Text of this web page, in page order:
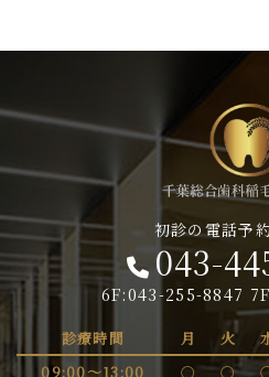
初診の電話予
043-
6F:043-255-8847
診療時間 月 火
09:00～13:00
〇 〇